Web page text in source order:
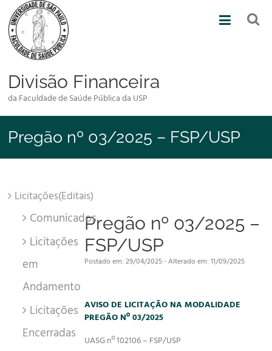
content
Divisão Financeira
da Faculdade de Saúde Pública da USP
Pregão nº 03/2025 – FSP/USP
Pregão nº 03/2025 –
FSP/USP
Postado em: 29/04/2025 - Alterado em: 11/09/2025
AVISO DE LICITAÇÃO NA MODALIDADE
PREGÃO Nº 03/2025
UASG nº 102106 – FSP/USP
Licitações(Editais)
Comunicados
Licitações
em
Andamento
Licitações
Encerradas